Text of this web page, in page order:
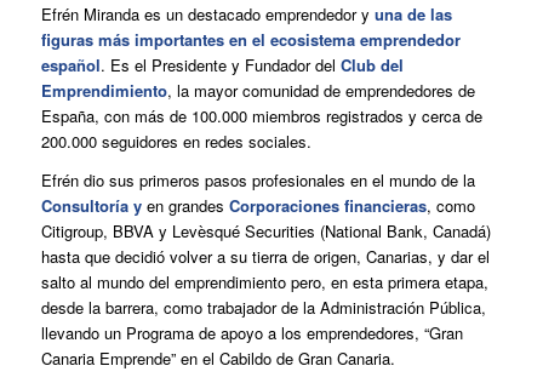
Efrén Miranda es un destacado emprendedor y una de las
figuras más importantes en el ecosistema emprendedor
español. Es el Presidente y Fundador del Club del
Emprendimiento, la mayor comunidad de emprendedores de
España, con más de 100.000 miembros registrados y cerca de
200.000 seguidores en redes sociales.
Efrén dio sus primeros pasos profesionales en el mundo de la
Consultoría y en grandes Corporaciones financieras, como
Citigroup, BBVA y Levèsqué Securities (National Bank, Canadá)
hasta que decidió volver a su tierra de origen, Canarias, y dar el
salto al mundo del emprendimiento pero, en esta primera etapa,
desde la barrera, como trabajador de la Administración Pública,
llevando un Programa de apoyo a los emprendedores, “Gran
Canaria Emprende” en el Cabildo de Gran Canaria.